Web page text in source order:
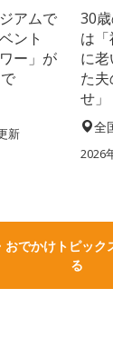
アムで
ント
ー」が
新
30
は
に
た
せ」
全
2026
おでかけトピック
る